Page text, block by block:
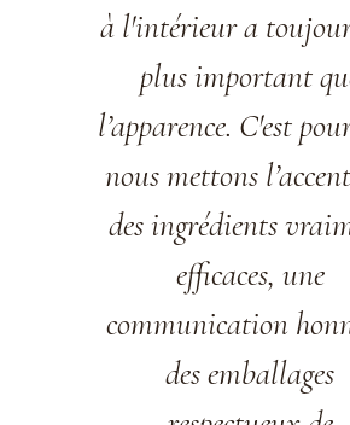
à l'intérieur a
plus important
l’apparence. C'est
nous mettons
des ingrédients
efficaces, une
communication
des emballages